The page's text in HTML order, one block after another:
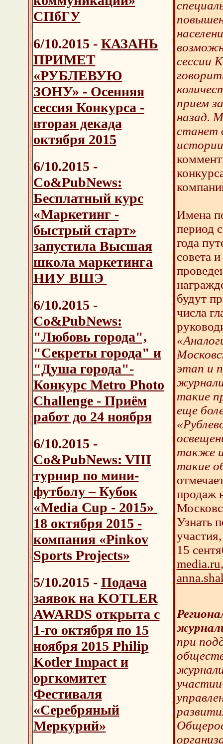
СПбГУ
6/10.2015 - КАЗАНЬ
ПРИМЕТ
«РУБЛЕВУЮ
ЗОНУ» - Осенняя
сессия Конкурса -
вторая декада
октября 2015
6/10.2015 -
Со&PubNews:
Бесплатный курс
«Маркетинг -
быстрый старт»
запустила Высшая
школа маркетинга
НИУ ВШЭ
6/10.2015 -
Со&PubNews:
"Любовь города",
"Секреты города" и
"Душа города"-
Конкурс Metro Photo
Challenge- Приём
работ до 24 ноября
6/10.2015 -
Со&PubNews: VIII
турнир по мини-
футболу – Кубок
«Media Cup - 2015»
18 октября 2015 -
компания «Pinkov
Sports Projects»
5/10.2015 - Подача
заявок на KOTLER
AWARDS открыта с
1-го октября по 15
ноября 2015 Philip
Kotler Impact и
оргкомитет
Фестиваля
«Серебряный
Меркурий»
сессии
прием
назад.
станет
Имена
период
года
совета
будут
числа
этап и
такие
еще
также
такие
продаж
Узнать
15
media.ru
при